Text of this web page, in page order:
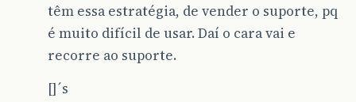
têm essa estratégia, de vender o suporte, pq
é muito difícil de usar. Daí o cara vai e
recorre ao suporte.
[]´s